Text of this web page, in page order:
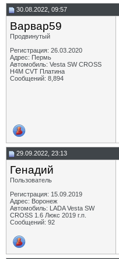
30.08.2022, 09:57
Варвар59
Продвинутый
Регистрация: 26.03.2020
Адрес: Пермь
Автомобиль: Vesta SW CROSS
H4M CVT Платина
Сообщений: 8,894
29.09.2022, 23:13
Генадий
Пользователь
Регистрация: 15.09.2019
Адрес: Воронеж
Автомобиль: LADA Vesta SW
CROSS 1.6 Люкс 2019 г.п.
Сообщений: 92